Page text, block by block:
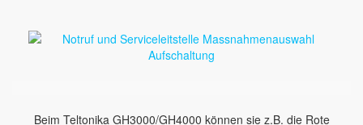
Beim Teltonika GH3000/GH4000 können sie z.B. die Rote